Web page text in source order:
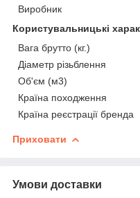
Виробник
Користувальницькі
Вага брутто (кг.)
Діаметр різьблення
Об'єм (м3)
Країна походження
Країна реєстрації бренда
Приховати
Умови доставки